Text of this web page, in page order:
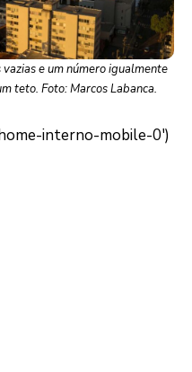
e um número igualmente
teto. Foto: Marcos Labanca.